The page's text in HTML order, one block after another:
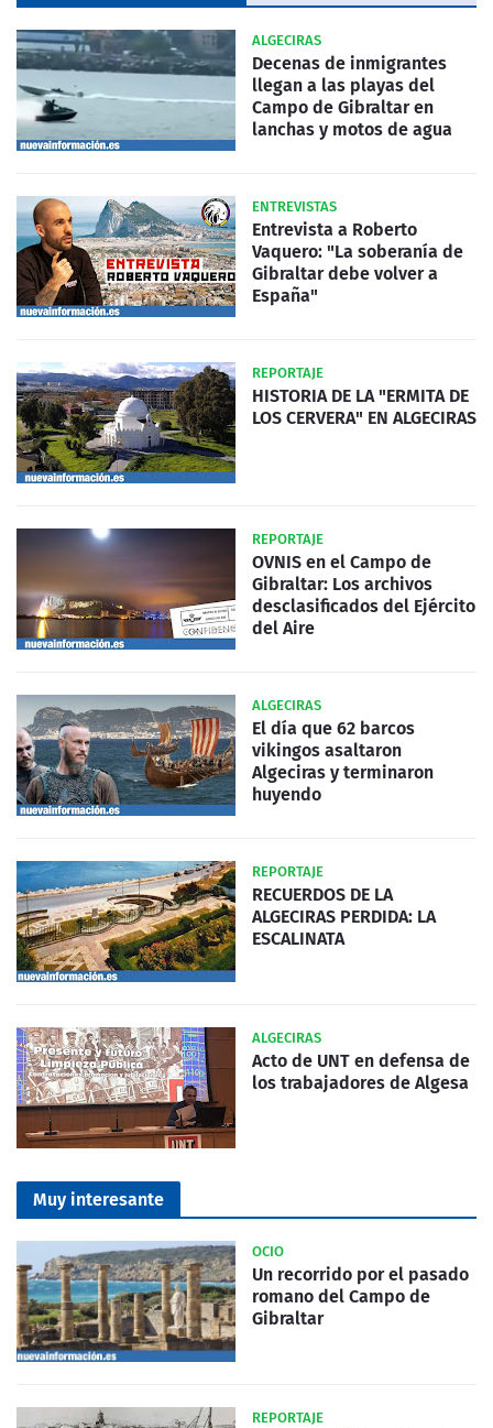
ALGECIRAS
Decenas de inmigrantes
llegan a las playas del
Campo de Gibraltar en
lanchas y motos de agua
ENTREVISTAS
Entrevista a Roberto
Vaquero: "La soberanía de
Gibraltar debe volver a
España"
REPORTAJE
HISTORIA DE LA "ERMITA DE
LOS CERVERA" EN ALGECIRAS
REPORTAJE
OVNIS en el Campo de
Gibraltar: Los archivos
desclasificados del Ejército
del Aire
ALGECIRAS
El día que 62 barcos
vikingos asaltaron
Algeciras y terminaron
huyendo
REPORTAJE
RECUERDOS DE LA
ALGECIRAS PERDIDA: LA
ESCALINATA
ALGECIRAS
Acto de UNT en defensa de
los trabajadores de Algesa
Muy interesante
OCIO
Un recorrido por el pasado
romano del Campo de
Gibraltar
REPORTAJE